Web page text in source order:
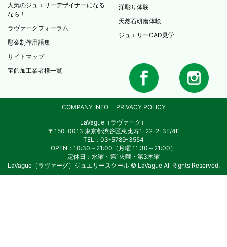
人気のジュエリーデザイナーになる
なら！
ラヴァーグフォーラム
彫金制作用語集
サイトマップ
宝飾加工業者様一覧
洋彫り体験
天然石研磨体験
ジュエリーCAD見学
COMPANY INFO
PRIVACY POLICY
LaVague（ラヴァーグ）
〒150-0013 東京都渋谷区恵比寿1-22-2-3F/4F
TEL：03-5789-3554
OPEN：10:30～21:00（月曜 11:30～21:00）
定休日：水曜・第1火曜・第3木曜
LaVague（ラヴァーグ）ジュエリースクール © LaVague All Rights Reserved.